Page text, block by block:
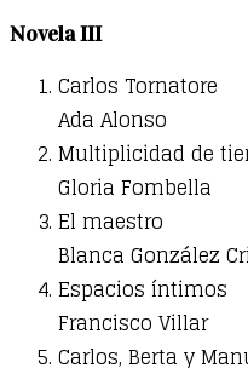
Novela III
Carlos Tornatore
Ada Alonso
Multiplicidad de
Gloria Fombella
El maestro
Blanca González
Espacios íntimos
Francisco Villar
Carlos, Berta y